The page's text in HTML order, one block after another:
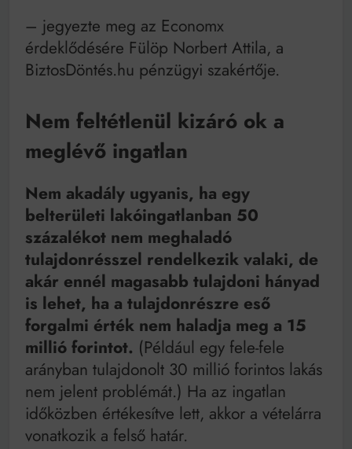
– jegyezte meg az Economx
érdeklődésére Fülöp Norbert Attila, a
BiztosDöntés.hu pénzügyi szakértője.
Nem feltétlenül kizáró ok a
meglévő ingatlan
Nem akadály ugyanis, ha egy
belterületi lakóingatlanban 50
százalékot nem meghaladó
tulajdonrésszel rendelkezik valaki, de
akár ennél magasabb tulajdoni hányad
is lehet, ha a tulajdonrészre eső
forgalmi érték nem haladja meg a 15
millió forintot. (Például egy fele-fele
arányban tulajdonolt 30 millió forintos lakás
nem jelent problémát.) Ha az ingatlan
időközben értékesítve lett, akkor a vételárra
vonatkozik a felső határ.